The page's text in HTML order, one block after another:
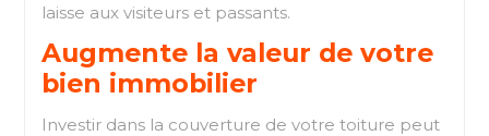
laisse aux visiteurs et passants.
Augmente la valeur de votre
bien immobilier
Investir dans la couverture de votre toiture peut